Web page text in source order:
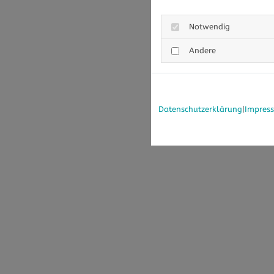
Notwendig
Andere
Datenschutzerklärung